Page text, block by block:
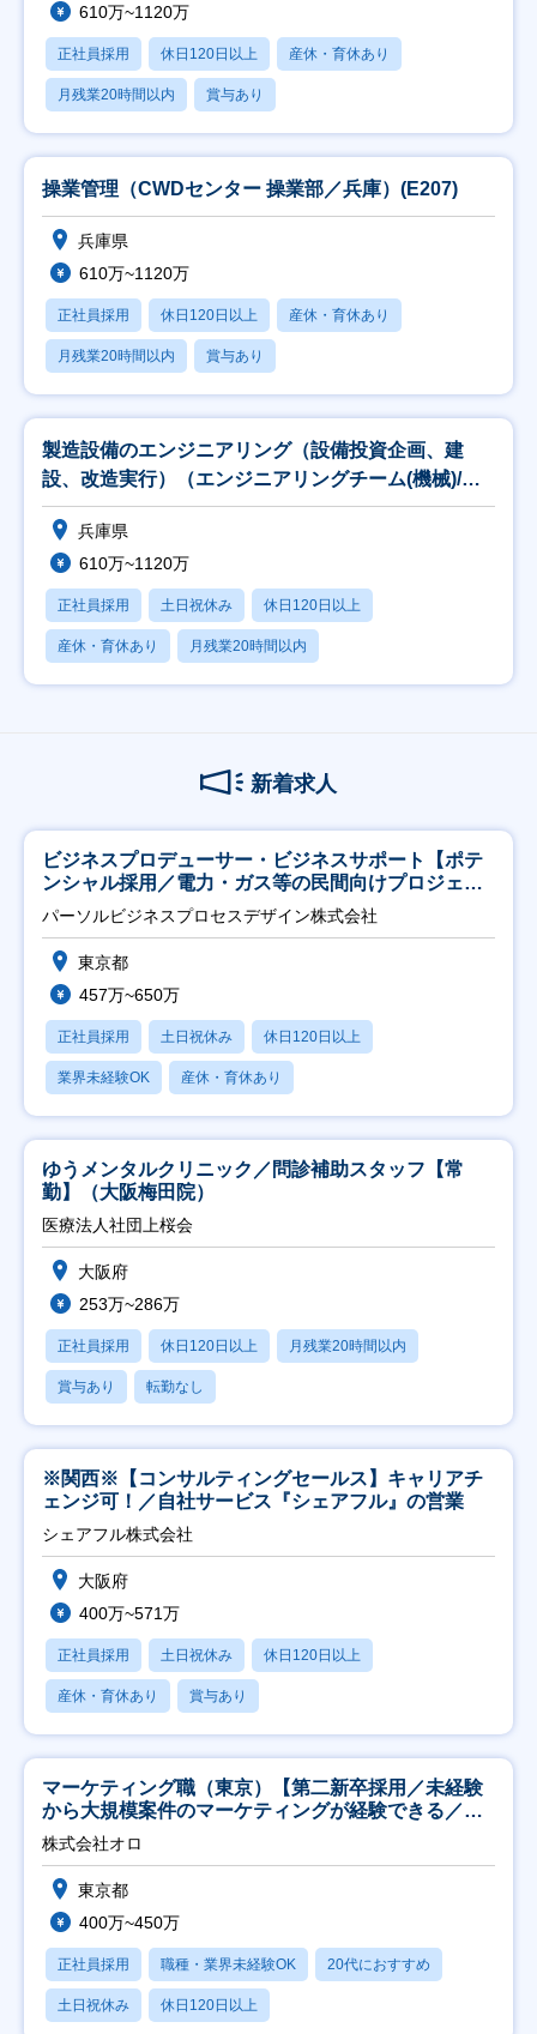
610万~1120万
正社員採用 休日120日以上 産休・育休あり
月残業20時間以内 賞与あり
操業管理（CWDセンター 操業部／兵庫）(E207)
兵庫県
610万~1120万
正社員採用 休日120日以上 産休・育休あり
月残業20時間以内 賞与あり
製造設備のエンジニアリング（設備投資企画、建
設、改造実行）（エンジニアリングチーム(機械)/兵
庫）(
兵庫県
610万~1120万
正社員採用 土日祝休み 休日120日以上
産休・育休あり 月残業20時間以内
新着求人
ビジネスプロデューサー・ビジネスサポート【ポテ
ンシャル採用／電力・ガス等の民間向けプロジェク
ト推進】
パーソルビジネスプロセスデザイン株式会社
東京都
457万~650万
正社員採用 土日祝休み 休日120日以上
業界未経験OK 産休・育休あり
ゆうメンタルクリニック／問診補助スタッフ【常
勤】（大阪梅田院）
医療法人社団上桜会
大阪府
253万~286万
正社員採用 休日120日以上 月残業20時間以内
賞与あり 転勤なし
※関西※【コンサルティングセールス】キャリアチ
ェンジ可！／自社サービス『シェアフル』の営業
シェアフル株式会社
大阪府
400万~571万
正社員採用 土日祝休み 休日120日以上
産休・育休あり 賞与あり
マーケティング職（東京）【第二新卒採用／未経験
から大規模案件のマーケティングが経験できる／研
修充実】
株式会社オロ
東京都
400万~450万
正社員採用 職種・業界未経験OK 20代におすすめ
土日祝休み 休日120日以上